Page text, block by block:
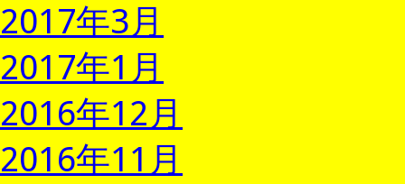
2017年3月
2017年1月
2016年12月
2016年11月